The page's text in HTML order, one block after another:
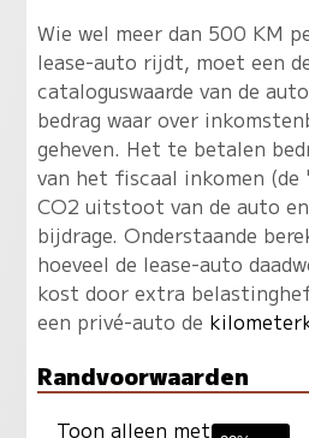
Wie wel meer dan 500 KM
lease-auto rijdt, moet een
cataloguswaarde van de
bedrag waar over
geheven. Het te betalen
van het fiscaal inkomen
CO2 uitstoot van de auto
bijdrage. Onderstaande
hoeveel de lease-auto
kost door extra
een privé-auto de
Randvoorwaarden
Toon alleen met